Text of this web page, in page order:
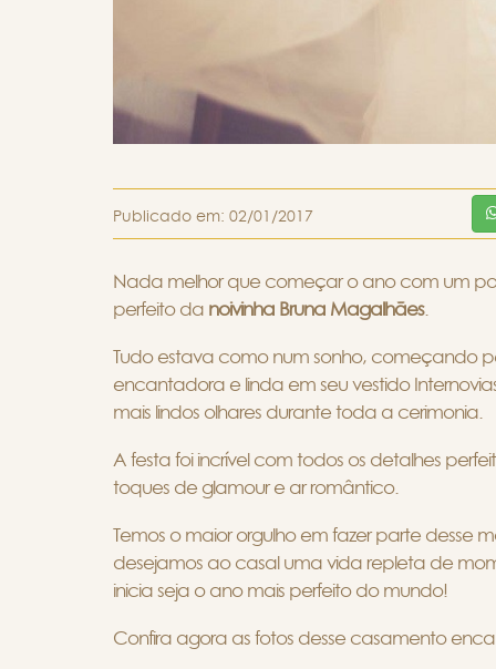
Publicado em: 02/01/2017
Nada melhor que começar o ano com um
perfeito da noivinha Bruna Magalhães.
Tudo estava como num sonho, começando
encantadora e linda em seu vestido
mais lindos olhares durante toda a cerimonia.
A festa foi incrível com todos os detalhes
toques de glamour e ar romântico.
Temos o maior orgulho em fazer parte desse
desejamos ao casal uma vida repleta de
inicia seja o ano mais perfeito do mundo!
Confira agora as fotos desse casamento